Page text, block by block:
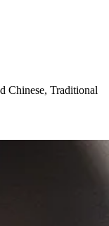
Chinese, Traditional